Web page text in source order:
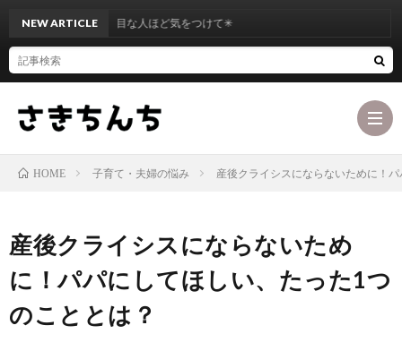
NEW ARTICLE真面目な人ほど気をつけて✳︎
HOME 子育て・夫婦の悩み 産後クライシスにならないために！
産後クライシスにならないため
に！パパにしてほしい、たった1つ
のこととは？